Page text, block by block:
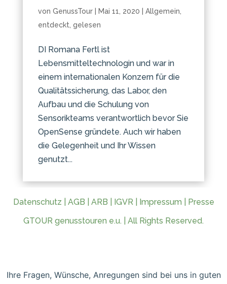
von GenussTour| Mai 11, 2020 | Allgemein
entdeckt gelesen
DI Romana Fertl ist
Lebensmitteltechnologin und war in
einem internationalen Konzern für die
Qualitätssicherung, das Labor, den
Aufbau und die Schulung von
Sensorikteams verantwortlich bevor Sie
OpenSense gründete. Auch wir haben
die Gelegenheit und Ihr Wissen
genutzt...
Datenschutz AGB ARB IGVR Impressum
Presse
GTOUR genusstouren e.u. | All Rights Reserved.
Ihre Fragen, Wünsche, Anregungen sind bei uns in guten